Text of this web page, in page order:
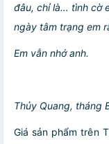
đâu, chỉ là… tình cờ
ngày tâm trạng em
Em vẫn nhớ anh.
Thủy Quang, tháng
Giá sản phẩm trên